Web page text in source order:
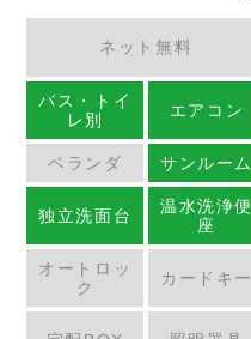
ネット無料
バス・トイ
レ別
エアコン
ベランダ サンルーム
独立洗面台
温水洗浄便
座
オートロッ
ク
カードキー